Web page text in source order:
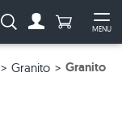
MENU
Ricerca: Numero di
Granito Granito